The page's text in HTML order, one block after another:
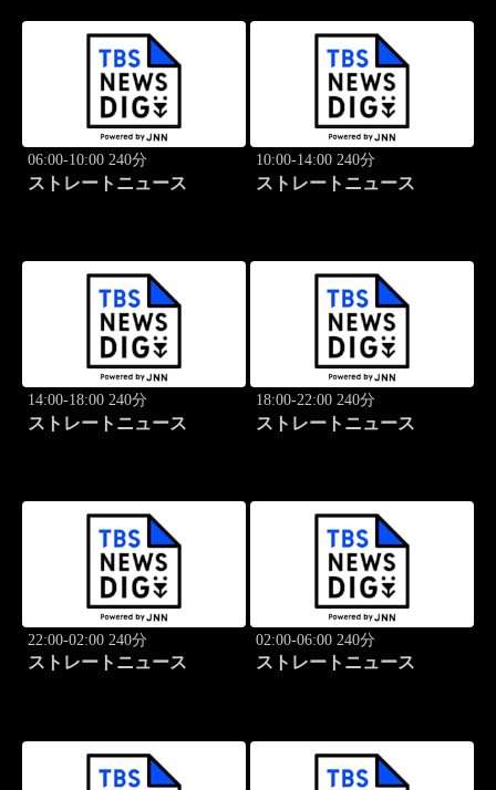
06:00-10:00 240分
ストレートニュース
10:00-14:00 240分
ストレートニュース
14:00-18:00 240分
ストレートニュース
18:00-22:00 240分
ストレートニュース
22:00-02:00 240分
ストレートニュース
02:00-06:00 240分
ストレートニュース